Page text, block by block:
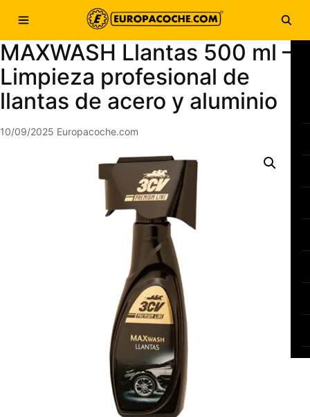
Saltar al contenido
Abrir menú
MAXWASH Llantas 500 ml –
Limpieza profesional de
llantas de acero y aluminio
10/09/2025 Europacoche.com